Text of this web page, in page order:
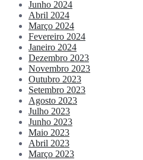
Junho 2024
Abril 2024
Março 2024
Fevereiro 2024
Janeiro 2024
Dezembro 2023
Novembro 2023
Outubro 2023
Setembro 2023
Agosto 2023
Julho 2023
Junho 2023
Maio 2023
Abril 2023
Março 2023